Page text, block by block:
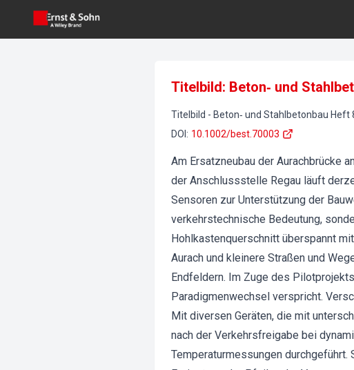
Titelbild: Beton‐ und
Titelbild - Beton‐ und Stahlbetonbau Heft
DOI : 10.1002/best.70003
Am Ersatzneubau der Aurachbrücke
der Anschlussstelle Regau läuft
Sensoren zur Unterstützung der
verkehrstechnische Bedeutung,
Hohlkastenquerschnitt überspannt
Aurach und kleinere Straßen und
Endfeldern. Im Zuge des
Paradigmenwechsel verspricht.
Mit diversen Geräten, die mit
nach der Verkehrsfreigabe bei
Temperaturmessungen